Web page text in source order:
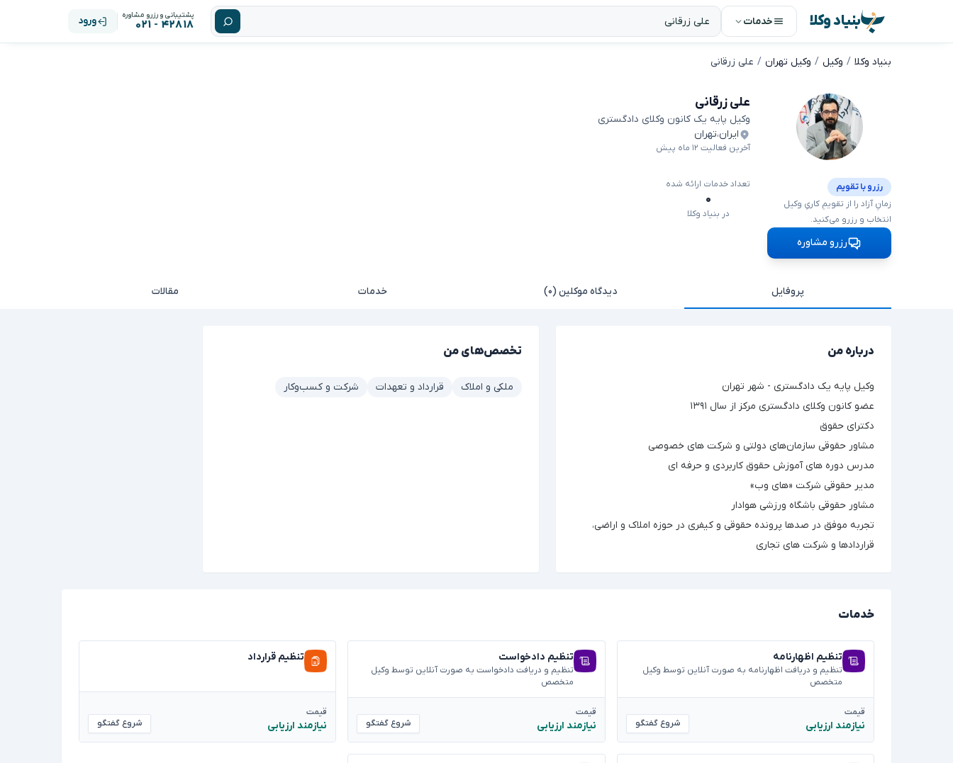
بنیاد وکلا خدمات پشتیبانی و رزرو مشاوره
۴۲۸۱۸ - ۰۲۱ ورود
بنیاد وکلا وکیل وکیل تهران علی زرقانی
علی زرقانی
وکیل پایه یک کانون وکلای دادگستری
ایران،تهران
آخرین فعالیت ۱۲ ماه پیش
تعداد خدمات ارائه شده
۰
در بنیاد وکلا
رزرو با تقویم
زمانِ آزاد را از تقویمِ کاریِ وکیل
انتخاب و رزرو می‌کنید.
رزرو مشاوره
پروفایل دیدگاه موکلین (۰) خدمات مقالات
درباره من
وکیل پایه یک دادگستری - شهر تهران
عضو کانون وکلای دادگستری مرکز از سال ۱۳۹۱
دکترای حقوق
مشاور حقوقی سازمان‌های دولتی و شرکت های خصوصی
مدرس دوره های آموزش حقوق کاربردی و حرفه ای
مدیر حقوقی شرکت «های وب»
مشاور حقوقی باشگاه ورزشی هوادار
تجربه موفق در صدها پرونده حقوقی و کیفری در حوزه املاک و اراضی،
قراردادها و شرکت های تجاری
تخصص‌های من
ملکی و املاک قرارداد و تعهدات شرکت و کسب‌وکار
خدمات
تنظیم اظهارنامه
تنظیم و دریافت اظهارنامه به صورت آنلاین توسط وکیل
متخصص
قیمت
نیازمند ارزیابی شروع گفتگو
تنظیم دادخواست
تنظیم و دریافت دادخواست به صورت آنلاین توسط وکیل
متخصص
قیمت
نیازمند ارزیابی شروع گفتگو
تنظیم قرارداد
قیمت
نیازمند ارزیابی شروع گفتگو